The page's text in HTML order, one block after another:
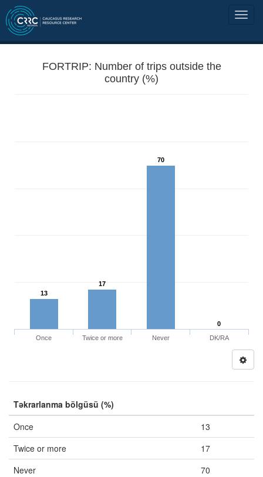
FORTRIP: Number of trips outside the
country (%)
13
17
70
0
Once
Twice or more Never DK/RA
Təkrarlanma bölgüsü (%)
Once
13
Twice or more
17
Never
70